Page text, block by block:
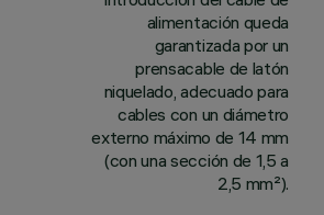
alimentación queda
garantizada por un
prensacable de latón
niquelado, adecuado para
cables con un diámetro
externo máximo de 14 mm
(con una sección de 1,5 a
2,5 mm²).